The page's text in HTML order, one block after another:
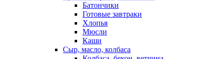
Батончики
Готовые завтраки
Хлопья
Мюсли
Каши
Сыр, масло, колбаса